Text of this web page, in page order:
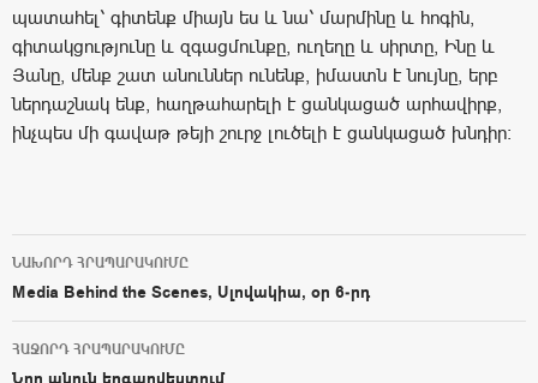
պատահել՝ գիտենք միայն ես և նա՝ մարմինը և հոգին,
գիտակցությունը և զգացմունքը, ուղեղը և սիրտը, Ինը և
Յանը, մենք շատ անուններ ունենք, իմաստն է նույնը, երբ
ներդաշնակ ենք, հաղթահարելի է ցանկացած արհավիրք,
ինչպես մի գավաթ թեյի շուրջ լուծելի է ցանկացած խնդիր։
Post navigation
ՆԱԽՈՐԴ ՀՐԱՊԱՐԱԿՈՒՄԸ
Media Behind the Scenes, Սլովակիա, օր 6-րդ
ՀԱՋՈՐԴ ՀՐԱՊԱՐԱԿՈՒՄԸ
Նոր անուն երգարվեստում